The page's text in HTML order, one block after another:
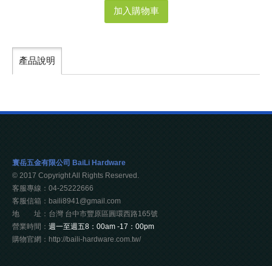
加入購物車
產品說明
寰岳五金有限公司 BaiLi Hardware
© 2017 Copyright All Rights Reserved.
客服專線：04-25222666
客服信箱：baili8941@gmail.com
地 址：台灣 台中市豐原區圓環西路165號
營業時間： 週一至週五8：00am -17：00pm
購物官網：http://baili-hardware.com.tw/